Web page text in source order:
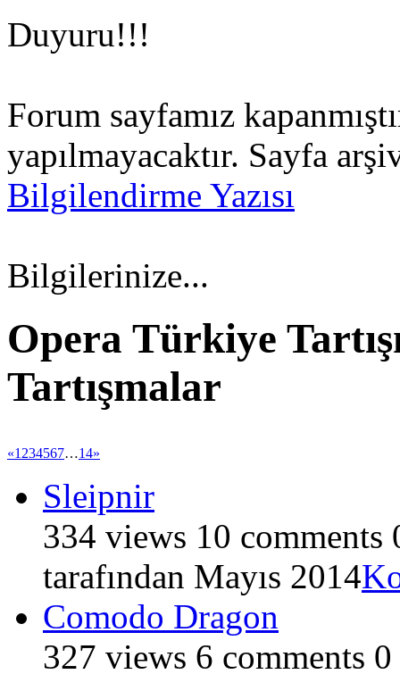
Duyuru!!!
Forum sayfamız
yapılmayacaktır. Sayfa
Bilgilendirme Yazısı
Bilgilerinize...
Opera Türkiye
Tartışmalar
«1234567…14»
Sleipnir
334 views 10 comments
tarafından Mayıs 2014
Comodo Dragon
327 views 6 comments 0